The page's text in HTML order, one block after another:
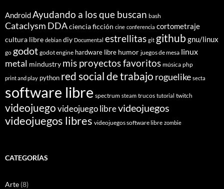
AndroidAyudando a los que buscan bash
Cataclysm DDAciencia ficción cine conferencia cortometraje
cultura libre debian diy Documental estrellitas git github gnu/linux
go godot godot engine hardware libre humor juegos de mesa linux
metal mindustry mis proyectos favoritos música php
print and play python red social de trabajo roguelike secta
software libre spectrum steam trucos tutorial twitch
videojuegovideojuego librevideojuegos
videojuegos libres videojuegos software libre zombie
CATEGORÍAS
Arte (8)